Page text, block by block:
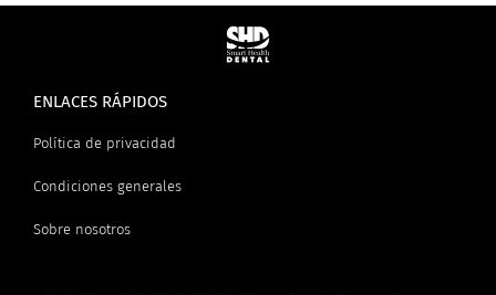
ENLACES RÁPIDOS
Política de privacidad
Condiciones generales
Sobre nosotros